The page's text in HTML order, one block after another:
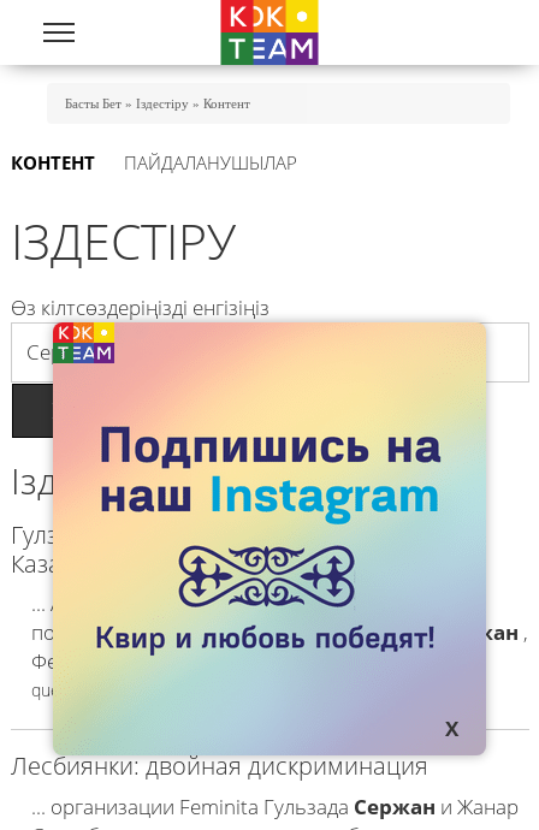
Басты Бет » Іздестіру » Контент
Primary tabs
КОНТЕНТ(ACTIVE TAB)
ПАЙДАЛАНУШЫЛАР
ІЗДЕСТІРУ
Өз кілтсөздеріңізді енгізіңіз
Іздеу нәтижелері
Гулзада Сержан об ЛБК-женщинах
Казахстана
... Активистка ГульзадаСержандала интервью
порталу Vlast.kz, в ... сайте Vlast.kz Гулзада Сержан ,
Феминита , лесбиянки , ...
queeradmin
Лесбиянки: двойная дискриминация
... организации Feminita Гульзада Сержан и Жанар